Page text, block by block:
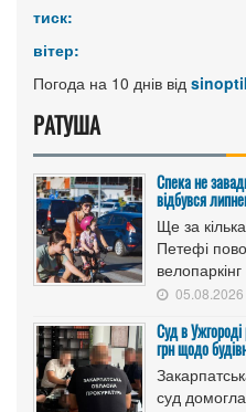
тиск:
вітер:
Погода на 10 днів від
РАТУША
Спека не
відбувся
Ще за
Петефі
Cуд в
грн щодо
суд